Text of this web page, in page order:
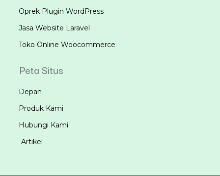
Oprek Plugin WordPress
Jasa Website Laravel
Toko Online Woocommerce
Peta Situs
Depan
Produk Kami
Hubungi Kami
Artikel